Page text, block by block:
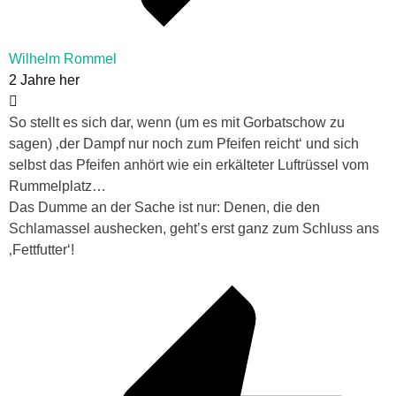
Wilhelm Rommel
2 Jahre her
So stellt es sich dar, wenn (um es mit Gorbatschow zu
sagen) ‚der Dampf nur noch zum Pfeifen reicht‘ und sich
selbst das Pfeifen anhört wie ein erkälteter Luftrüssel vom
Rummelplatz…
Das Dumme an der Sache ist nur: Denen, die den
Schlamassel aushecken, geht’s erst ganz zum Schluss ans
‚Fettfutter‘!